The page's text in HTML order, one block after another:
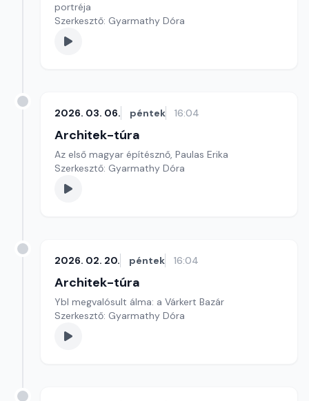
portréja
Szerkesztő: Gyarmathy Dóra
2026. 03. 06. péntek 16:04
Architek-túra
Az első magyar építésznő, Paulas Erika
Szerkesztő: Gyarmathy Dóra
2026. 02. 20. péntek 16:04
Architek-túra
Ybl megvalósult álma: a Várkert Bazár
Szerkesztő: Gyarmathy Dóra